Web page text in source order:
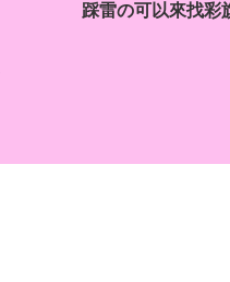
踩雷の可以來找彩